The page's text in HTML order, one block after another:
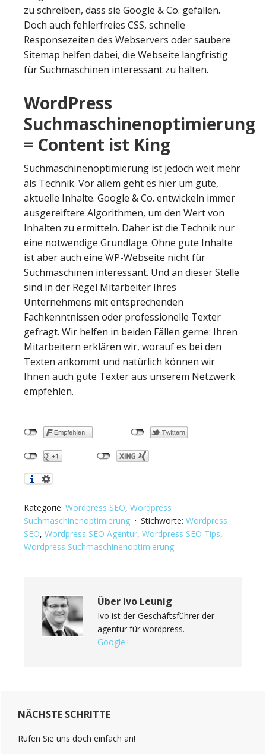
zu schreiben, dass sie Google & Co. gefallen.
Doch auch fehlerfreies CSS, schnelle
Responsezeiten des Webservers oder saubere
Sitemap helfen dabei, die Webseite langfristig
für Suchmaschinen interessant zu halten.
WordPress
Suchmaschinenoptimierung
= Content ist King
Suchmaschinenoptimierung ist jedoch weit mehr
als Technik. Vor allem geht es hier um gute,
aktuelle Inhalte. Google & Co. entwickeln immer
ausgereiftere Algorithmen, um den Wert von
Inhalten zu ermitteln. Daher ist die Technik nur
eine notwendige Grundlage. Ohne gute Inhalte
ist aber auch eine WP-Webseite nicht für
Suchmaschinen interessant. Und an dieser Stelle
sind in der Regel Mitarbeiter Ihres
Unternehmens mit entsprechenden
Fachkenntnissen oder professionelle Texter
gefragt. Wir helfen in beiden Fällen gerne: Ihren
Mitarbeitern erklären wir, worauf es bei den
Texten ankommt und natürlich können wir
Ihnen auch gute Texter aus unserem Netzwerk
empfehlen.
Kategorie: Wordpress SEO, Wordpress
Suchmaschinenoptimierung
Stichworte: Wordpress
SEO, Wordpress SEO Agentur, Wordpress SEO Tips,
Wordpress Suchmaschinenoptimierung
Über Ivo Leunig
Ivo ist der Geschäftsführer der
agentur für wordpress.
Google+
Interaktionen
Sidebar
(Primary)
NÄCHSTE SCHRITTE
Rufen Sie uns doch einfach an!